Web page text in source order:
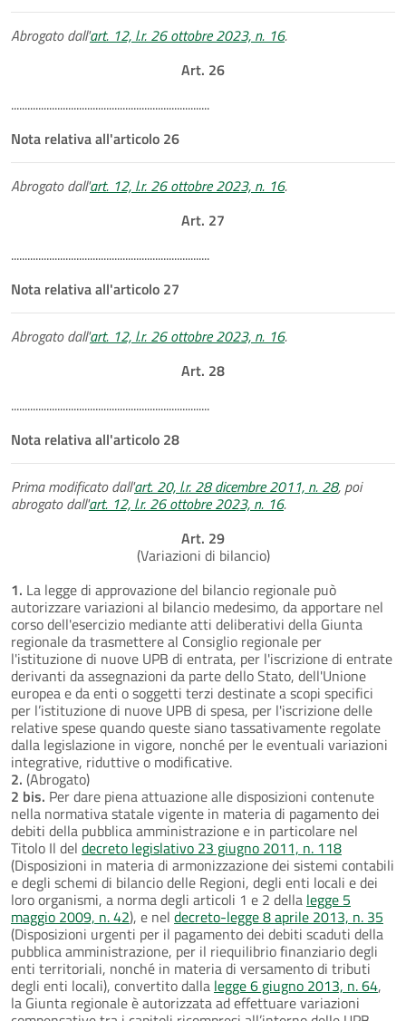
Abrogato dall'art. 12, l.r. 26 ottobre 2023, n. 16.
Art. 26
.........................................................................
Nota relativa all'articolo 26
Abrogato dall'art. 12, l.r. 26 ottobre 2023, n. 16.
Art. 27
.........................................................................
Nota relativa all'articolo 27
Abrogato dall'art. 12, l.r. 26 ottobre 2023, n. 16.
Art. 28
.........................................................................
Nota relativa all'articolo 28
Prima modificato dall'art. 20, l.r. 28 dicembre 2011, n. 28, poi
abrogato dall'art. 12, l.r. 26 ottobre 2023, n. 16.
Art. 29
(Variazioni di bilancio)
1. La legge di approvazione del bilancio regionale può
autorizzare variazioni al bilancio medesimo, da apportare nel
corso dell'esercizio mediante atti deliberativi della Giunta
regionale da trasmettere al Consiglio regionale per
l'istituzione di nuove UPB di entrata, per l'iscrizione di entrate
derivanti da assegnazioni da parte dello Stato, dell'Unione
europea e da enti o soggetti terzi destinate a scopi specifici
per l’istituzione di nuove UPB di spesa, per l'iscrizione delle
relative spese quando queste siano tassativamente regolate
dalla legislazione in vigore, nonché per le eventuali variazioni
integrative, riduttive o modificative.
2. (Abrogato)
2 bis. Per dare piena attuazione alle disposizioni contenute
nella normativa statale vigente in materia di pagamento dei
debiti della pubblica amministrazione e in particolare nel
Titolo Il del decreto legislativo 23 giugno 2011, n. 118
(Disposizioni in materia di armonizzazione dei sistemi contabili
e degli schemi di bilancio delle Regioni, degli enti locali e dei
loro organismi, a norma degli articoli 1 e 2 della legge 5
maggio 2009, n. 42), e nel decreto-legge 8 aprile 2013, n. 35
(Disposizioni urgenti per il pagamento dei debiti scaduti della
pubblica amministrazione, per il riequilibrio finanziario degli
enti territoriali, nonché in materia di versamento di tributi
degli enti locali), convertito dalla legge 6 giugno 2013, n. 64,
la Giunta regionale è autorizzata ad effettuare variazioni